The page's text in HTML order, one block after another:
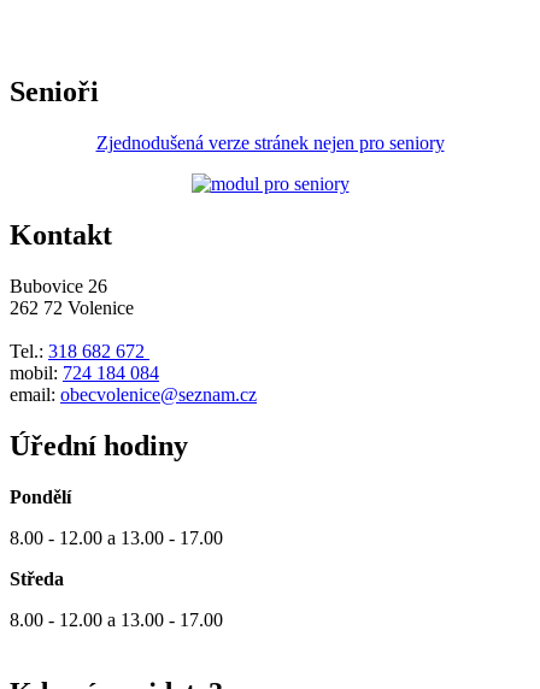
Senioři
Zjednodušená verze stránek nejen pro seniory
Kontakt
Bubovice 26
262 72 Volenice
Tel.: 318 682 672
mobil: 724 184 084
email: obecvolenice@seznam.cz
Úřední hodiny
Pondělí
8.00 - 12.00 a 13.00 - 17.00
Středa
8.00 - 12.00 a 13.00 - 17.00